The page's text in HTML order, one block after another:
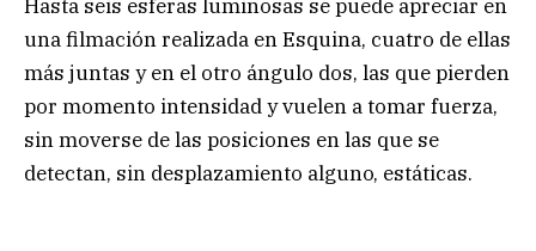
Hasta seis esferas luminosas se puede apreciar en
una filmación realizada en Esquina, cuatro de ellas
más juntas y en el otro ángulo dos, las que pierden
por momento intensidad y vuelen a tomar fuerza,
sin moverse de las posiciones en las que se
detectan, sin desplazamiento alguno, estáticas.